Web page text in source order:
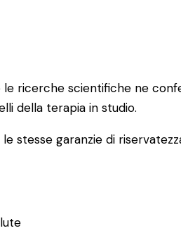
le ricerche scientifiche ne
della terapia in studio.
stesse garanzie di